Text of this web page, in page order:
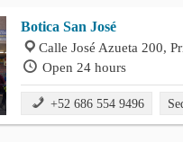
Botica San José
Calle José Azueta 200,
Open 24 hours
+52 686 554 9496